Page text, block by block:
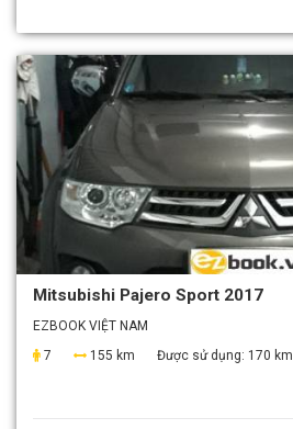
Mitsubishi Pajero Sport 2017
EZBOOK VIỆT NAM
7
155 km Được sử dụng: 170 km